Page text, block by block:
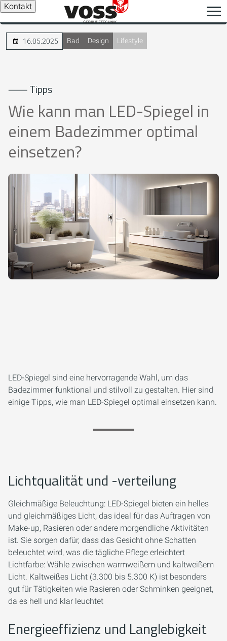
Kontakt
16.05.2025 Bad Design Lifestyle
⸺ Tipps
Wie kann man LED-Spiegel in
einem Badezimmer optimal
einsetzen?
LED-Spiegel sind eine hervorragende Wahl, um das
Badezimmer funktional und stilvoll zu gestalten. Hier sind
einige Tipps, wie man LED-Spiegel optimal einsetzen kann.
Lichtqualität und -verteilung
Gleichmäßige Beleuchtung: LED-Spiegel bieten ein helles
und gleichmäßiges Licht, das ideal für das Auftragen von
Make-up, Rasieren oder andere morgendliche Aktivitäten
ist. Sie sorgen dafür, dass das Gesicht ohne Schatten
beleuchtet wird, was die tägliche Pflege erleichtert
Lichtfarbe: Wähle zwischen warmweißem und kaltweißem
Licht. Kaltweißes Licht (3.300 bis 5.300 K) ist besonders
gut für Tätigkeiten wie Rasieren oder Schminken geeignet,
da es hell und klar leuchtet
Energieeffizienz und Langlebigkeit